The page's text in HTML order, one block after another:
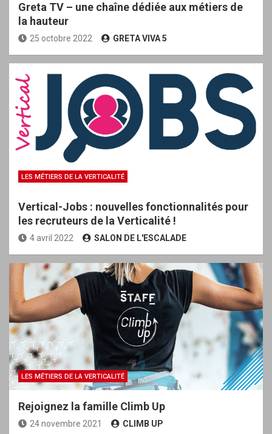
Greta TV – une chaîne dédiée aux métiers de
la hauteur
25 octobre 2022 GRETA VIVA 5
LES MÉTIERS DE LA VERTICALITÉ
Vertical-Jobs : nouvelles fonctionnalités pour
les recruteurs de la Verticalité !
4 avril 2022 SALON DE L'ESCALADE
LES MÉTIERS DE LA VERTICALITÉ
Rejoignez la famille Climb Up
24 novembre 2021 CLIMB UP